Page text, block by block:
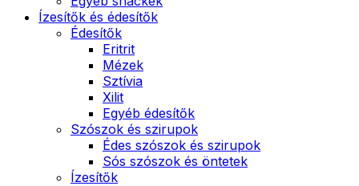
Ízesítők és édesítők
Édesítők
Eritrit
Mézek
Sztívia
Xilit
Egyéb édesítők
Szószok és szirupok
Édes szószok és szirupok
Sós szószok és öntetek
Ízesítők